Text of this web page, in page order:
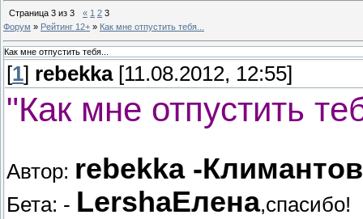
Страница 3 из 3 « 1 2 3
Форум » Рейтинг 12+ » Как мне отпустить тебя...
Как мне отпустить тебя...
[1] rebekka[11.08.2012, 12:55]
"Как мне отпустить
Автор: rebekka -
Бета: - LershaЕлена,спасибо!